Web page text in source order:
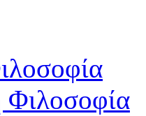
Φιλοσοφία